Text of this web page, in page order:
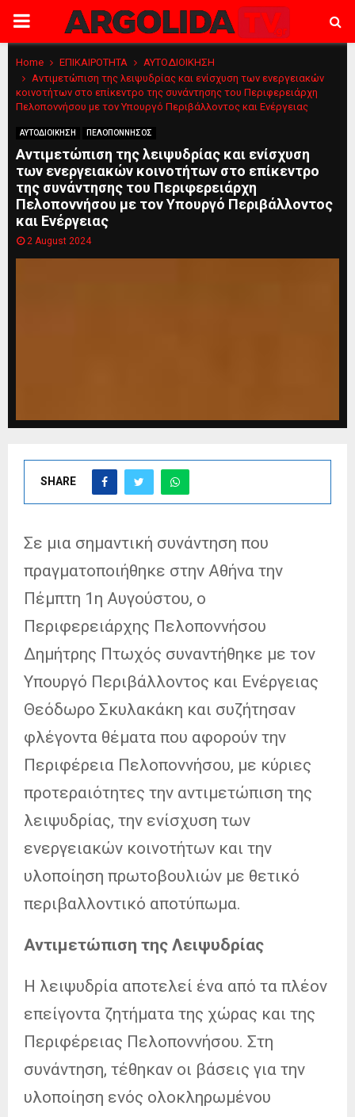
PRIMARY
MENU
Home ΕΠΙΚΑΙΡΟΤΗΤΑ
ΑΥΤΟΔΙΟΙΚΗΣΗ
Αντιμετώπιση της λειψυδρίας και ενίσχυση των ενεργειακών
κοινοτήτων στο επίκεντρο της συνάντησης του Περιφερειάρχη
Πελοποννήσου με τον Υπουργό Περιβάλλοντος και Ενέργειας
ΑΥΤΟΔΙΟΙΚΗΣΗ ΠΕΛΟΠΟΝΝΗΣΟΣ
Αντιμετώπιση της λειψυδρίας και ενίσχυση
των ενεργειακών κοινοτήτων στο επίκεντρο
της συνάντησης του Περιφερειάρχη
Πελοποννήσου με τον Υπουργό Περιβάλλοντος
και Ενέργειας
2 August 2024
SHARE
Σε μια σημαντική συνάντηση που
πραγματοποιήθηκε στην Αθήνα την
Πέμπτη 1η Αυγούστου, ο
Περιφερειάρχης Πελοποννήσου
Δημήτρης Πτωχός συναντήθηκε με τον
Υπουργό Περιβάλλοντος και Ενέργειας
Θεόδωρο Σκυλακάκη και συζήτησαν
φλέγοντα θέματα που αφορούν την
Περιφέρεια Πελοποννήσου, με κύριες
προτεραιότητες την αντιμετώπιση της
λειψυδρίας, την ενίσχυση των
ενεργειακών κοινοτήτων και την
υλοποίηση πρωτοβουλιών με θετικό
περιβαλλοντικό αποτύπωμα.
Αντιμετώπιση της Λειψυδρίας
Η λειψυδρία αποτελεί ένα από τα πλέον
επείγοντα ζητήματα της χώρας και της
Περιφέρειας Πελοποννήσου. Στη
συνάντηση, τέθηκαν οι βάσεις για την
υλοποίηση ενός ολοκληρωμένου